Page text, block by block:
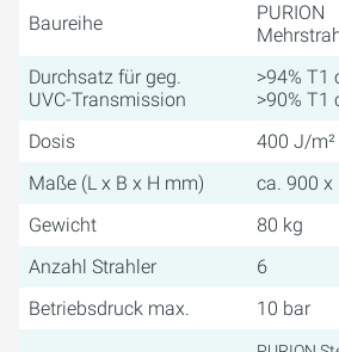
Baureihe
PURION
Durchsatz für geg.
UVC-Transmission
>94% T1
>90% T1
Dosis
400 J/m²
Maße (L x B x H mm)
ca. 900 x
Gewicht
80 kg
Anzahl Strahler
6
Betriebsdruck max.
10 bar